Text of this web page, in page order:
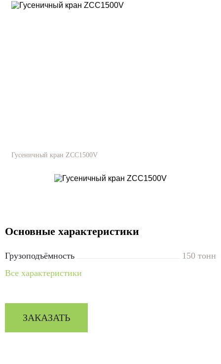
Гусеничный кран ZCC1500V
Основные характеристики
Грузоподъёмность
150 тонн
Все характеристики
ЗАКАЗАТЬ